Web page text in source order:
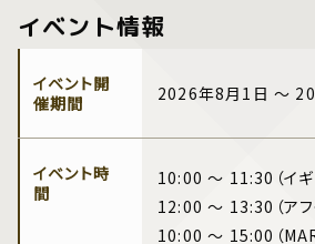
イベント情報
イベント開
催期間
2026年8月1日 ～
イベント時
間
10:00 ～ 11:30（イギ
12:00 ～ 13:30（アフ
10:00 ～ 15:00（